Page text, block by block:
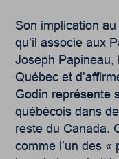
Son implication
qu’il associe aux
Joseph Papineau,
Québec et
Godin représente
québécois dans
reste du Canada.
comme l’un des «